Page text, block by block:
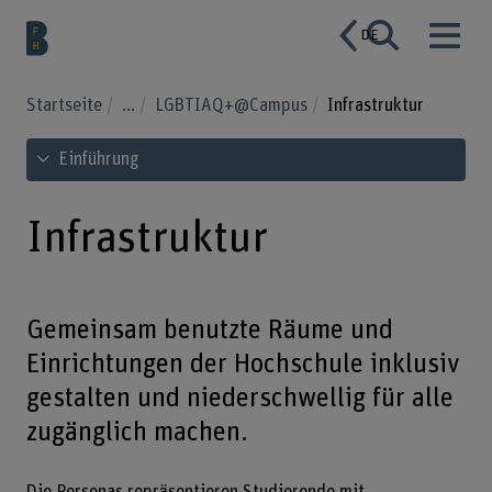
DE
Startseite ... LGBTIAQ+@Campus Infrastruktur
Inhaltsverzeichnis ansehen
Einführung
Infrastruktur
Gemeinsam benutzte Räume und
Einrichtungen der Hochschule inklusiv
gestalten und niederschwellig für alle
zugänglich machen.